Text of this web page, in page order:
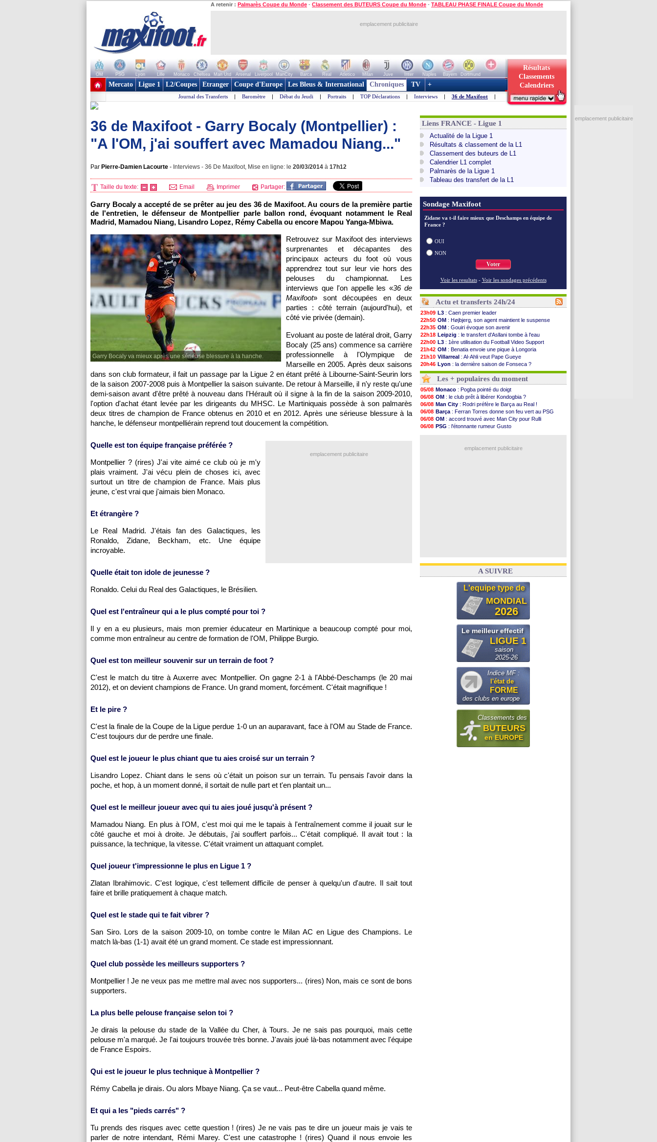
A retenir : Palmarès Coupe du Monde - Classement des BUTEURS Coupe du Monde - TABLEAU PHASE FINALE Coupe du Monde
emplacement publicitaire
OM PSG Lyon Lille Monaco Chelsea Man Utd Arsenal Liverpool ManCity Barca Real Atletico Milan Juve Inter Naples Bayern
Dortmund
+ de clubs
Résultats
Classements
Calendriers
Mercato Ligue 1 L2/Coupes Etranger Coupe d'Europe Les Bleus & International Chroniques TV +
Journal des Transferts | Baromètre | Débat du Jeudi | Portraits | TOP Déclarations | Interviews | 36 de Maxifoot |
36 de Maxifoot - Garry Bocaly (Montpellier) :
"A l'OM, j'ai souffert avec Mamadou Niang..."
Par Pierre-Damien Lacourte - Interviews - 36 De Maxifoot, Mise en ligne: le 20/03/2014 à 17h12
Taille du texte: Email Imprimer Partager:
Garry Bocaly a accepté de se prêter au jeu des 36 de Maxifoot. Au cours de la première partie
de l'entretien, le défenseur de Montpellier parle ballon rond, évoquant notamment le Real
Madrid, Mamadou Niang, Lisandro Lopez, Rémy Cabella ou encore Mapou Yanga-Mbiwa.
Garry Bocaly va mieux après une sérieuse blessure à la hanche.
Retrouvez sur Maxifoot des interviews
surprenantes et décapantes des
principaux acteurs du foot où vous
apprendrez tout sur leur vie hors des
pelouses du championnat. Les
interviews que l'on appelle les «36 de
Maxifoot» sont découpées en deux
parties : côté terrain (aujourd'hui), et
côté vie privée (demain).
Evoluant au poste de latéral droit, Garry
Bocaly (25 ans) commence sa carrière
professionnelle à l'Olympique de
Marseille en 2005. Après deux saisons
dans son club formateur, il fait un passage par la Ligue 2 en étant prêté à Libourne-Saint-Seurin lors
de la saison 2007-2008 puis à Montpellier la saison suivante. De retour à Marseille, il n'y reste qu'une
demi-saison avant d'être prêté à nouveau dans l'Hérault où il signe à la fin de la saison 2009-2010,
l'option d'achat étant levée par les dirigeants du MHSC. Le Martiniquais possède à son palmarès
deux titres de champion de France obtenus en 2010 et en 2012. Après une sérieuse blessure à la
hanche, le défenseur montpelliérain reprend tout doucement la compétition.
emplacement publicitaire
Quelle est ton équipe française préférée ?
Montpellier ? (rires) J'ai vite aimé ce club où je m'y
plais vraiment. J'ai vécu plein de choses ici, avec
surtout un titre de champion de France. Mais plus
jeune, c'est vrai que j'aimais bien Monaco.
Et étrangère ?
Le Real Madrid. J'étais fan des Galactiques, les
Ronaldo, Zidane, Beckham, etc. Une équipe
incroyable.
Quelle était ton idole de jeunesse ?
Ronaldo. Celui du Real des Galactiques, le Brésilien.
Quel est l'entraîneur qui a le plus compté pour toi ?
Il y en a eu plusieurs, mais mon premier éducateur en Martinique a beaucoup compté pour moi,
comme mon entraîneur au centre de formation de l'OM, Philippe Burgio.
Quel est ton meilleur souvenir sur un terrain de foot ?
C'est le match du titre àAuxerre avec Montpellier. On gagne 2-1 à l'Abbé-Deschamps (le 20 mai
2012), et on devient champions de France. Un grand moment, forcément. C'était magnifique !
Et le pire ?
C'est la finale de la Coupe de la Ligue perdue 1-0 un an auparavant, face à l'OM au Stade de France.
C'est toujours dur de perdre une finale.
Quel est le joueur le plus chiant que tu aies croisé sur un terrain ?
Lisandro Lopez. Chiant dans le sens où c'était un poison sur un terrain. Tu pensais l'avoir dans la
poche, et hop, à un moment donné, il sortait de nulle part et t'en plantait un...
Quel est le meilleur joueur avec qui tu aies joué jusqu'à présent ?
Mamadou Niang. En plus à l'OM, c'est moi qui me le tapais à l'entraînement comme il jouait sur le
côté gauche et moi à droite. Je débutais, j'ai souffert parfois... C'était compliqué. Il avait tout : la
puissance, la technique, la vitesse. C'était vraiment un attaquant complet.
Quel joueur t'impressionne le plus en Ligue 1 ?
Zlatan Ibrahimovic. C'est logique, c'est tellement difficile de penser à quelqu'un d'autre. Il sait tout
faire et brille pratiquement à chaque match.
Quel est le stade qui te fait vibrer ?
San Siro. Lors de la saison 2009-10, on tombe contre le Milan AC en Ligue des Champions. Le
match là-bas (1-1) avait été un grand moment. Ce stade est impressionnant.
Quel club possède les meilleurs supporters ?
Montpellier ! Je ne veux pas me mettre mal avec nos supporters... (rires) Non, mais ce sont de bons
supporters.
La plus belle pelouse française selon toi ?
Je dirais la pelouse du stade de la Vallée du Cher, à Tours. Je ne sais pas pourquoi, mais cette
pelouse m'a marqué. Je l'ai toujours trouvée très bonne. J'avais joué là-bas notamment avec l'équipe
de France Espoirs.
Qui est le joueur le plus technique à Montpellier ?
Rémy Cabella je dirais. Ou alors Mbaye Niang. Ça se vaut... Peut-être Cabella quand même.
Et qui a les "pieds carrés" ?
Tu prends des risques avec cette question ! (rires) Je ne vais pas te dire un joueur mais je vais te
parler de notre intendant, Rémi Marey. C'est une catastrophe ! (rires) Quand il nous envoie les
Liens FRANCE - Ligue 1
Actualité de la Ligue 1
Résultats & classement de la L1
Classement des buteurs de L1
Calendrier L1 complet
Palmarès de la Ligue 1
Tableau des transfert de la L1
Sondage Maxifoot
Zidane va t-il faire mieux que Deschamps en équipe de
France ?
OUI
NON
Voter
Voir les resultats - Voir les sondages précédents
Actu et transferts 24h/24
23h09 L3 : Caen premier leader
22h50 OM : Højbjerg, son agent maintient le suspense
22h35 OM : Gouiri évoque son avenir
22h18 Leipzig : le transfert d'Asllani tombe à l'eau
22h00 L3 : 1ère utilisation du Football Video Support
21h42 OM : Benatia envoie une pique à Longoria
21h10 Villarreal : Al-Ahli veut Pape Gueye
20h46 Lyon : la dernière saison de Fonseca ?
20h30 OM: un nouveau prétendant pour Højbjerg
20h01
Brest: un gardien norvégien en approche ?
19h18 OM: McCourt a versé 120 M€ en 2026
19h09
PSG: 4 retours dans le groupe face à Man Utd ...
18h48
Nice: Kevin Carlos va partir en Italie
18h37
L1: prison avec sursis requis contre un arbitre
18h29
Leganés: c'est signé pour Luca Zidane (off.)
17h58
Atletico: Ruggeri en route pour Aston Villa
17h46
Monaco: Filipe Luis soutient Biereth
: Naples vise Gabriel Jesus
Les + populaires du moment
05/08 Monaco : Pogba pointé du doigt
06/08 OM : le club prêt à libérer Kondogbia ?
06/08 Man City : Rodri préfère le Barça au Real !
06/08 Barça : Ferran Torres donne son feu vert au PSG
06/08 OM : accord trouvé avec Man City pour Rulli
06/08 PSG : l'étonnante rumeur Gusto
emplacement publicitaire
A SUIVRE
L'equipe type de
MONDIAL
2026
Le meilleur effectif
LIGUE 1
saison
2025-26
Indice MF :
l'état de
FORME
des clubs en europe
Classements des
BUTEURS
en EUROPE
emplacement publicitaire